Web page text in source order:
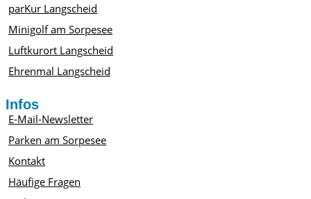
parKur Langscheid
Minigolf am Sorpesee
Luftkurort Langscheid
Ehrenmal Langscheid
Infos
E-Mail-Newsletter
Parken am Sorpesee
Kontakt
Häufige Fragen